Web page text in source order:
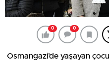
0 0
Osmangazi’de yaşayan